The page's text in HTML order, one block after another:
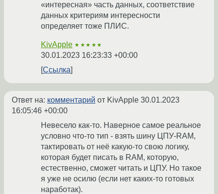
«интересная» часть данных, соответствие
данных критериям интересности
определяет тоже ПЛИС.
KivApple ★★★★★
30.01.2023 16:23:33 +00:00
Ссылка
Ответ на: комментарий от KivApple 30.01.2023
16:05:46 +00:00
Невесело как-то. Наверное самое реальное
условно что-то тип - взять шину ЦПУ-RAM,
тактировать от неё какую-то свою логику,
которая будет писать в RAM, которую,
естественно, сможет читать и ЦПУ. Но такое
я уже не осилю (если нет каких-то готовых
наработак).